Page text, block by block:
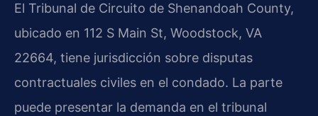
El Tribunal de Circuito de Shenandoah County,
ubicado en 112 S Main St, Woodstock, VA
22664, tiene jurisdicción sobre disputas
contractuales civiles en el condado. La parte
puede presentar la demanda en el tribunal